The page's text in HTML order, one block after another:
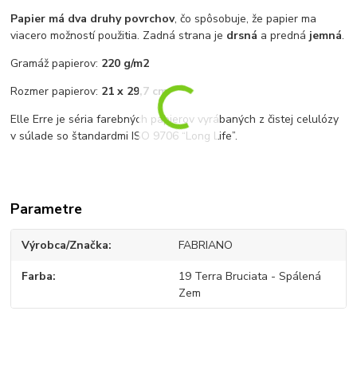
Papier má dva druhy povrchov, čo spôsobuje, že papier ma
viacero možností použitia. Zadná strana je drsná a predná jemná.
Gramáž papierov: 220 g/m2
Rozmer papierov: 21 x 29,7 cm
Elle Erre je séria farebných papierov vyrábaných z čistej celulózy
v súlade so štandardmi ISO 9706 “Long Life”.
Parametre
Výrobca/Značka FABRIANO
Farba
19 Terra Bruciata - Spálená
Zem